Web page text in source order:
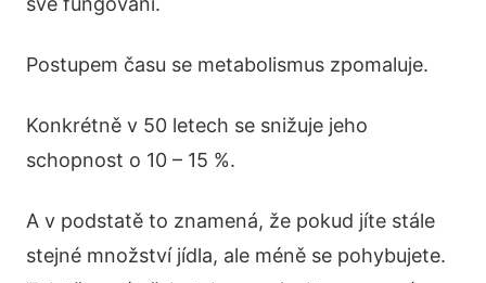
Postupem času se metabolismus zpomaluje.
Konkrétně v 50 letech se snižuje jeho
schopnost o 10 – 15 %.
A v podstatě to znamená, že pokud jíte stále
stejné množství jídla, ale méně se pohybujete.